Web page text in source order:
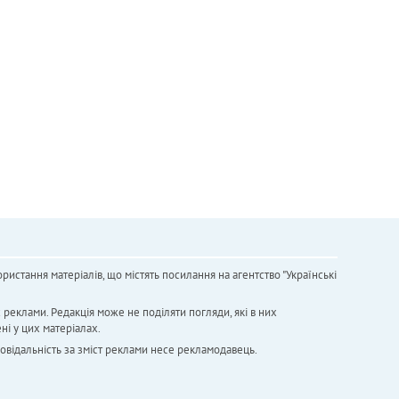
матеріалів, що містять посилання на агентство "Українськi
Редакція може не поділяти погляди, які в них
у цих матеріалах.
за зміст реклами несе рекламодавець.